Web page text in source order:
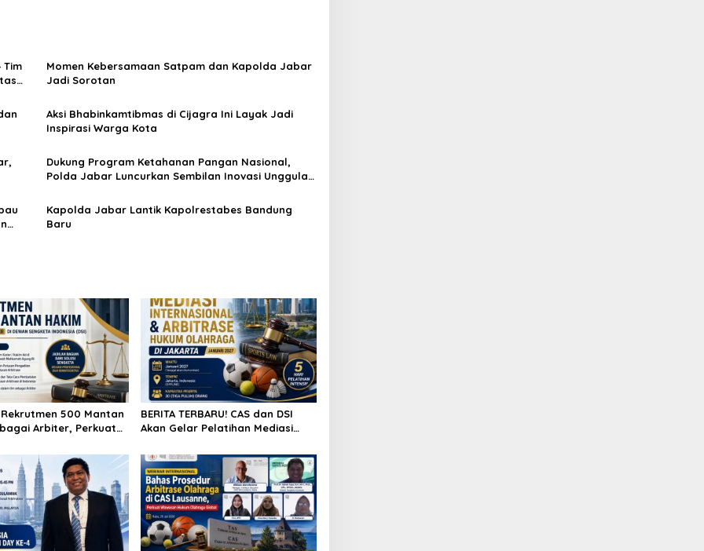
Tim
Momen Kebersamaan Satpam dan Kapolda Jabar
Jadi Sorotan
Aksi Bhabinkamtibmas di Cijagra Ini Layak Jadi
Inspirasi Warga Kota
Dukung Program Ketahanan Pangan Nasional,
Polda Jabar Luncurkan Sembilan Inovasi Unggulan
Kapolda Jabar Lantik Kapolrestabes Bandung
Baru
Rekrutmen 500 Mantan
Arbiter, Perkuat
BERITA TERBARU! CAS dan DSI
Akan Gelar Pelatihan Mediasi
Hukum Olahraga di Jakarta